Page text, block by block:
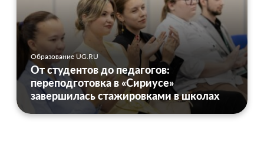
Образование UG.RU
От студентов до педагогов:
переподготовка в «Сириусе»
завершилась стажировками в школах